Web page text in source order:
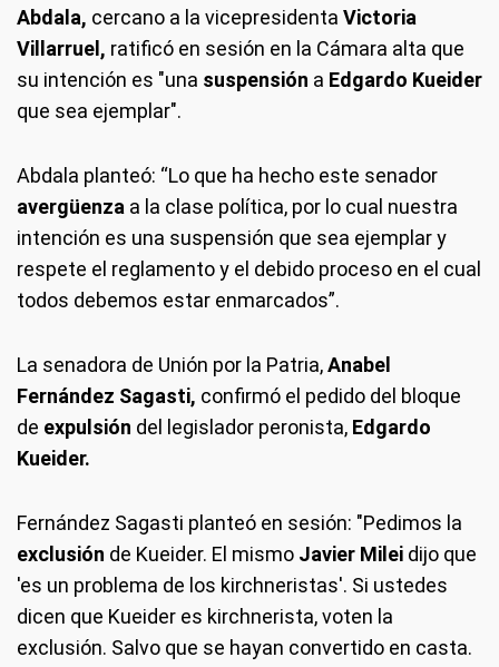
Abdala, cercano a la vicepresidenta Victoria
Villarruel, ratificó en sesión en la Cámara alta que
su intención es "una suspensión a Edgardo Kueider
que sea ejemplar".
Abdala planteó: “Lo que ha hecho este senador
avergüenza a la clase política, por lo cual nuestra
intención es una suspensión que sea ejemplar y
respete el reglamento y el debido proceso en el cual
todos debemos estar enmarcados”.
La senadora de Unión por la Patria,Anabel
Fernández Sagasti, confirmó el pedido del bloque
de expulsión del legislador peronista, Edgardo
Kueider.
Fernández Sagasti planteó en sesión: "Pedimos la
exclusión de Kueider. El mismo Javier Milei dijo que
'es un problema de los kirchneristas'. Si ustedes
dicen que Kueider es kirchnerista, voten la
exclusión. Salvo que se hayan convertido en casta.